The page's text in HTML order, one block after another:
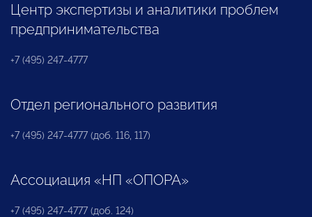
Центр экспертизы и аналитики проблем
предпринимательства
+7 (495) 247-4777
Отдел регионального развития
+7 (495) 247-4777 (доб. 116, 117)
Ассоциация «НП «ОПОРА»
+7 (495) 247-4777 (доб. 124)